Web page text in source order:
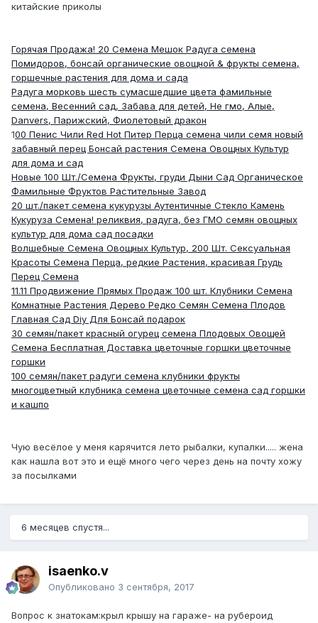
китайские приколы
Горячая Продажа! 20 Семена Мешок Радуга семена
Помидоров, бонсай органические овощной & фрукты семена,
горшечные растения для дома и сада
Радуга морковь шесть сумасшедшие цвета фамильные
семена, Весенний сад, Забава для детей, Не гмо, Алые,
Danvers, Парижский, Фиолетовый дракон
100 Пенис Чили Red Hot Питер Перца семена чили семя новый
забавный перец Бонсай растения Семена Овощных Культур
для дома и сад
Новые 100 Шт./Семена Фрукты, груди Дыни Сад Органическое
Фамильные Фруктов Растительные Завод
20 шт./пакет семена кукурузы Аутентичные Стекло Камень
Кукуруза Семена! реликвия, радуга, без ГМО семян овощных
культур для дома сад посадки
Волшебные Семена Овощных Культур, 200 Шт. Сексуальная
Красоты Семена Перца, редкие Растения, красивая Грудь
Перец Семена
11.11 Продвижение Прямых Продаж 100 шт. Клубники Семена
Комнатные Растения Дерево Редко Семян Семена Плодов
Главная Сад Diy Для Бонсай подарок
30 семян/пакет красный огурец семена Плодовых Овощей
Семена Бесплатная Доставка цветочные горшки цветочные
горшки
100 семян/пакет радуги семена клубники фрукты
многоцветный клубника семена цветочные семена сад горшки
и кашпо
Чую весёлое у меня карячится лето рыбалки, купалки..... жена
как нашла вот это и ещё много чего через день на почту хожу
за посылками
6 месяцев спустя...
isaenko.v
Опубликовано 3 сентября, 2017
Вопрос к знатокам:крыл крышу на гараже- на рубероид